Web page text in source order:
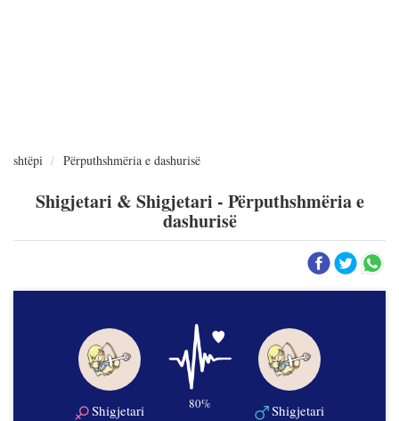
shtëpi Përputhshmëria e dashurisë
Shigjetari & Shigjetari - Përputhshmëria e
dashurisë
Shigjetari 80% Shigjetari